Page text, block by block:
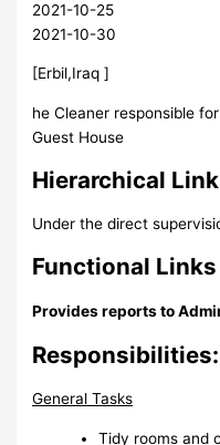
2021-10-25
2021-10-30
[Erbil,Iraq ]
he Cleaner responsible
Guest House
Hierarchical Link
Under the direct
Functional Links
Provides reports to
Responsibilities:
General Tasks
Tidy rooms and